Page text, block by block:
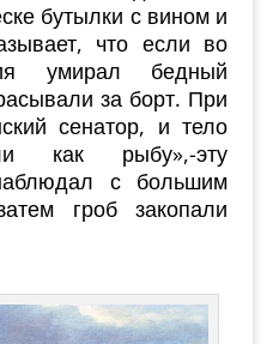
бутылки с вином и
что если во
умирал бедный
за борт. При
сенатор, и тело
как рыбу»,-эту
с большим
гроб закопали